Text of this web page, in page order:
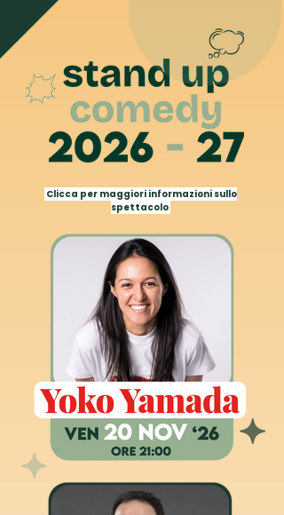
Clicca per maggiori informazioni sullo
spettacolo